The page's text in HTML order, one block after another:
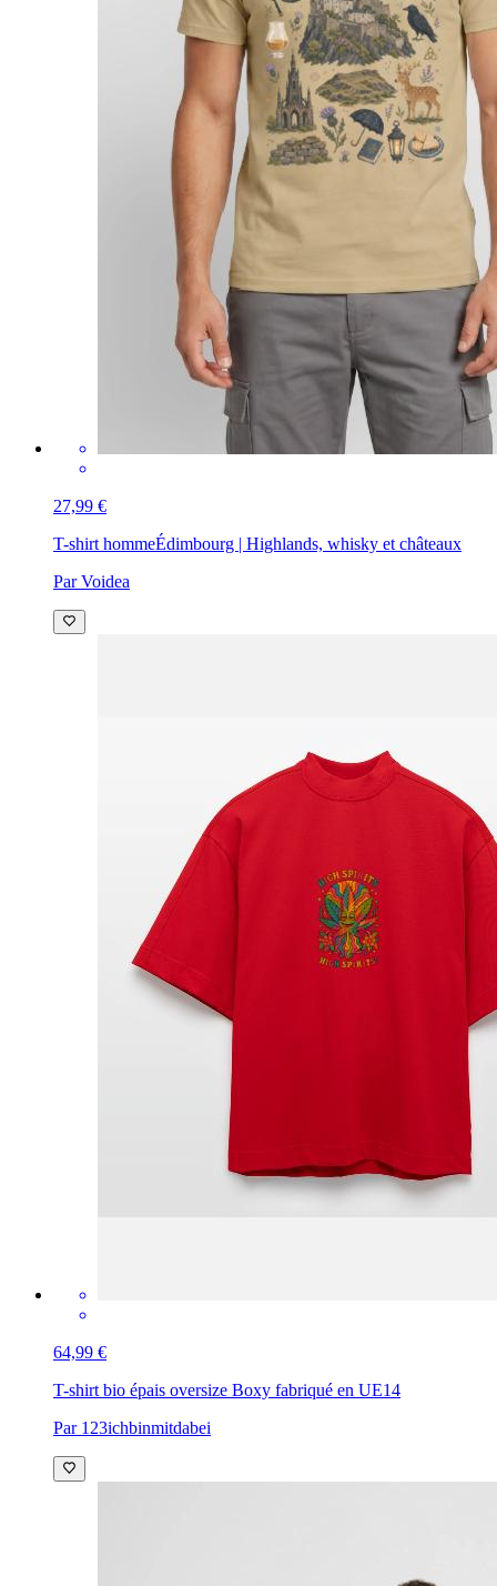
27,99 €
T-shirt hommeÉdimbourg | Highlands, whisky et châteaux
Par Voidea
64,99 €
T-shirt bio épais oversize Boxy fabriqué en UE14
Par 123ichbinmitdabei